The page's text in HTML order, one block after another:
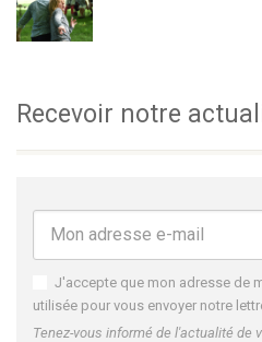
Recevoir notre
J'accepte que mon adresse de
utilisée pour vous envoyer notre
Tenez-vous informé de l'actualité de